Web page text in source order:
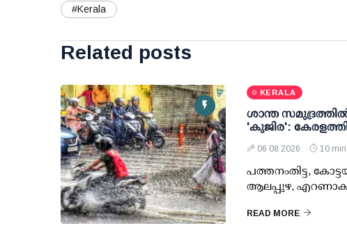
#Kerala
Related posts
KERALA
ശാന്ത
'കുജിര':
06 08 2026 10
പത്തനംതിട്ട,
ആലപ്പുഴ,
READ MORE